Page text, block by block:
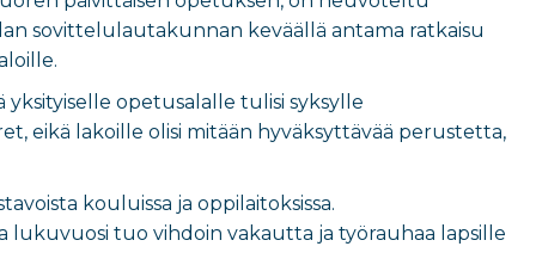
sovittelulautakunnan keväällä antama ratkaisu
opetusalalle tulisi syksylle
eikä lakoille olisi mitään hyväksyttävää perustetta,
kouluissa ja oppilaitoksissa.
lukuvuosi tuo vihdoin vakautta ja työrauhaa lapsille